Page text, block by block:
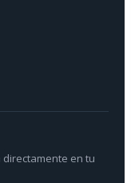
directamente en tu